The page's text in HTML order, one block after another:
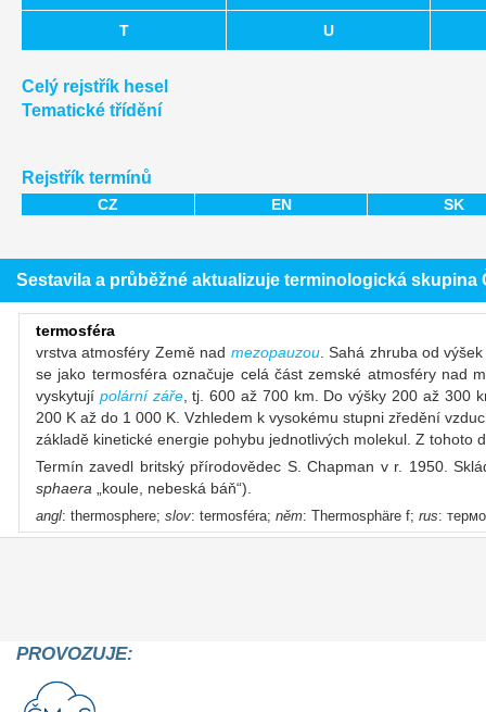
T U
Celý rejstřík hesel
Tematické třídění
Rejstřík termínů
CZ EN SK
Sestavila a průběžné aktualizuje terminologická
termosféra
vrstva atmosféry Země nad mezopauzou. Sahá zhruba od
se jako termosféra označuje celá část zemské atmosféry nad
vyskytují polární záře, tj. 600 až 700 km. Do výšky 200 až 300
200 K až do 1 000 K. Vzhledem k vysokému stupni zředění
základě kinetické energie pohybu jednotlivých molekul. Z
Termín zavedl britský přírodovědec S. Chapman v r. 1950.
sphaera „koule, nebeská báň“).
angl: thermosphere; slov: termosféra; něm: Thermosphäre f; rus:
PROVOZUJE: